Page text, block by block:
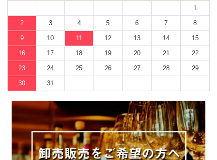
1
2 3 4 5 6 7 8
9 10 11 12 13 14 15
16 17 18 19 20 21 22
23 24 25 26 27 28 29
30 31